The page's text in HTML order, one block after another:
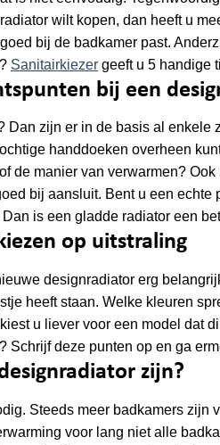
wilt kopen, dan heeft u
bij de badkamer past.
Sanitairkiezer geeft u 5 handige
bij een
Dan zijn er in de basis al enkele
handdoeken overheen
de manier van verwarmen?
bij aansluit. Bent u een
is een gladde radiator een
op uitstraling
designradiator erg
heeft staan. Welke kleuren
u liever voor een model dat
Schrijf deze punten op en ga
zijn?
Steeds meer badkamers
voor lang niet alle